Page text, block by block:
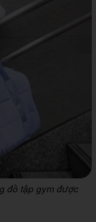
đồ tập gym được